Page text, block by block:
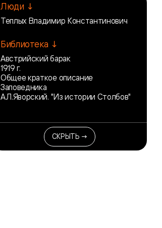
Люди ↓
Теплых Владимир Константинович
Библиотека ↓
Австрийский барак
1919 г.
Общее краткое описание
Заповедника
А.Л.Яворский. "Из истории Столбов"
СКРЫТЬ →